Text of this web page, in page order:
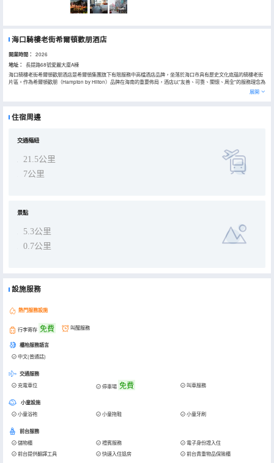
海口騎樓老街希爾頓歡朋酒店
開業時間： 2026
地址：
長提路68號愛麗大廈A棟
海口騎樓老街希爾頓歡朋酒店是希爾頓集團旗下有限服務中高檔酒店品牌，坐落於海口市具有歷史文化底藴的騎樓老街
片區。作為希爾頓歡朋（Hampton by Hilton）品牌在海南的重要佈局，酒店以"友善、可靠、關懷、周全"的服務理念為
核心，為商務及休閒旅客提供高性價比的住宿體驗。 酒店擁有133間現代化客房，配備歡朋特色"Hampton Bed"舒適床
品、人體工學辦公區和國際標準衞浴設施。作為有限服務型酒店，我們精簡了傳統全服務酒店的非必要設施，但保留了
內部則採用歡朋品牌標誌性的明亮色調與實用主義設計。 作為希爾頓榮譽客會（Hilton Honors）參與酒店，我們為會
展開
住宿周邊
交通樞紐
21.5公里
7公里
景點
5.3公里
0.7公里
設施服務
熱門服務設施
行李寄存 免費 叫醒服務
櫃枱服務語言
中文(普通話)
交通服務
充電車位 停車場 免費 叫車服務
小童設施
小童浴袍 小童拖鞋 小童牙刷
前台服務
儲物櫃 禮賓服務
電子身份證入住
前台提供翻譯工具
快速入住退房 前台貴重物品保險櫃